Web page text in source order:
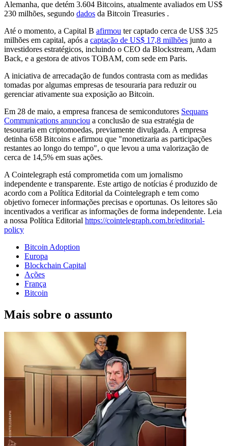
Alemanha, que detém 3.604 Bitcoins, atualmente avaliados em US$
230 milhões, segundo dados da Bitcoin Treasuries .
Até o momento, a Capital B afirmou ter captado cerca de US$ 325
milhões em capital, após a captação de US$ 17,8 milhões junto a
investidores estratégicos, incluindo o CEO da Blockstream, Adam
Back, e a gestora de ativos TOBAM, com sede em Paris.
A iniciativa de arrecadação de fundos contrasta com as medidas
tomadas por algumas empresas de tesouraria para reduzir ou
gerenciar ativamente sua exposição ao Bitcoin.
Em 28 de maio, a empresa francesa de semicondutores Sequans
Communications anunciou a conclusão de sua estratégia de
tesouraria em criptomoedas, previamente divulgada. A empresa
detinha 658 Bitcoins e afirmou que "monetizaria as participações
restantes ao longo do tempo", o que levou a uma valorização de
cerca de 14,5% em suas ações.
A Cointelegraph está comprometida com um jornalismo
independente e transparente. Este artigo de notícias é produzido de
acordo com a Política Editorial da Cointelegraph e tem como
objetivo fornecer informações precisas e oportunas. Os leitores são
incentivados a verificar as informações de forma independente. Leia
a nossa Política Editorial https://cointelegraph.com.br/editorial-
policy
Bitcoin Adoption
Europa
Blockchain Capital
Ações
França
Bitcoin
Mais sobre o assunto